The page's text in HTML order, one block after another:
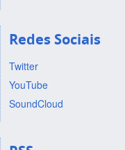
Redes Sociais
Twitter
YouTube
SoundCloud